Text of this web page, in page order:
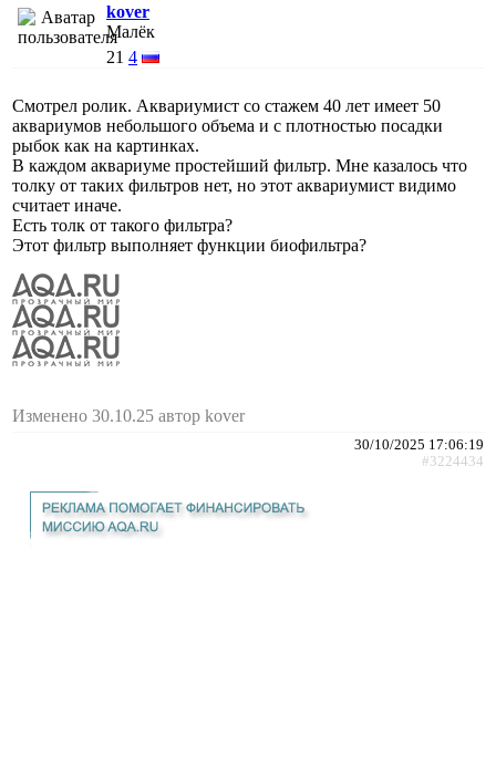
kover
Малёк
21 4
Смотрел ролик. Аквариумист со стажем 40 лет имеет 50
аквариумов небольшого объема и с плотностью посадки
рыбок как на картинках.
В каждом аквариуме простейший фильтр. Мне казалось что
толку от таких фильтров нет, но этот аквариумист видимо
считает иначе.
Есть толк от такого фильтра?
Этот фильтр выполняет функции биофильтра?
Изменено 30.10.25 автор kover
30/10/2025 17:06:19
#3224434